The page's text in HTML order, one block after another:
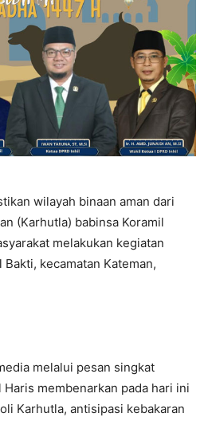
wilayah binaan aman dari
(Karhutla) babinsa Koramil
melakukan kegiatan
kecamatan Kateman,
melalui pesan singkat
membenarkan pada hari ini
Karhutla, antisipasi kebakaran